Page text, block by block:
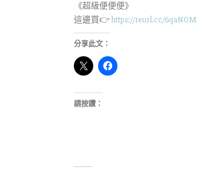
《超級便便便》
這邊買👉https://reurl.cc/6qaNOM
分享此文：
請按讚：